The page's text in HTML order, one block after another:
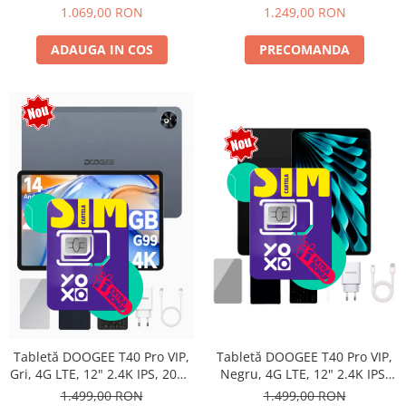
Android 15, Unisoc T615,
Stylus, Face Unlock, Dual SIM
1.069,00 RON
ADAUGA IN COS
10800mAh, 33W, Android 14,
1.249,00 RON
PRECOMANDA
Tabletă DOOGEE T40 Pro VIP,
Gri, 4G LTE, 12" 2.4K IPS, 20GB
RAM (8GB + 12GB extensibili),
1.499,00 RON
Tabletă DOOGEE T40 Pro VIP,
Negru, 4G LTE, 12" 2.4K IPS,
20GB RAM (8GB + 12GB
1.499,00 RON